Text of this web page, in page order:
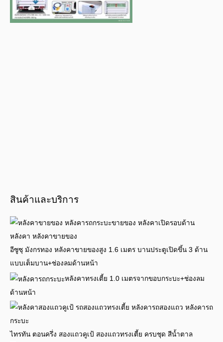
สินค้าและบริการ
อีซูซุ มังกรทอง หลังคาขายของสูง 1.6 เมตร บานประตูเปิดขึ้น 3 ด้าน
แบบเต็มบาน+ช่องลมด้านหน้า
หลังคาทรงเตี้ย 1.0 เมตรจากขอบกระบะ+ช่องลม
ด้านหน้า
ไทรทัน ตอนครึ่ง สองแถวคูเป้ สองแถวทรงเตี้ย ครบชุด สีน้ำตาล